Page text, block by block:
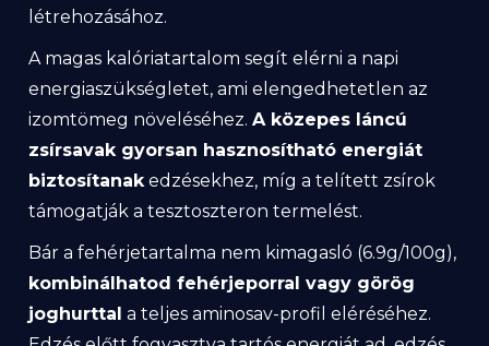
létrehozásához.
A magas kalóriatartalom segít elérni a napi
energiaszükségletet, ami elengedhetetlen az
izomtömeg növeléséhez. A közepes láncú
zsírsavak gyorsan hasznosítható energiát
biztosítanak edzésekhez, míg a telített zsírok
támogatják a tesztoszteron termelést.
Bár a fehérjetartalma nem kimagasló (6.9g/100g),
kombinálhatod fehérjeporral vagy görög
joghurttal a teljes aminosav-profil eléréséhez.